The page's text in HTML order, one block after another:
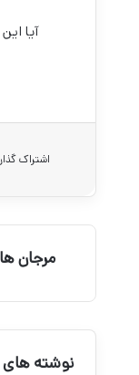
آیا
اشتراک
مرجان
نوشته